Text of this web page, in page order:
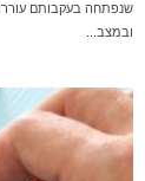
שנפתחה בעקבותם
ובמצב...